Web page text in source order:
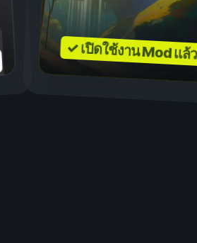
✓ เปิดใช้งาน Mod แล้ว